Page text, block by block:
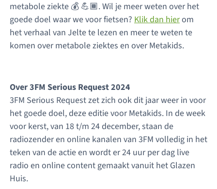
metabole ziekte 💰 💪🏾. Wil je meer weten over het
goede doel waar we voor fietsen? Klik dan hierom
het verhaal van Jelte te lezen en meer te weten te
komen over metabole ziektes en over Metakids.
Over 3FM Serious Request 2024
3FM Serious Request zet zich ook dit jaar weer in voor
het goede doel, deze editie voor Metakids. In de week
voor kerst, van 18 t/m 24 december, staan de
radiozender en online kanalen van 3FM volledig in het
teken van de actie en wordt er 24 uur per dag live
radio en online content gemaakt vanuit het Glazen
Huis.